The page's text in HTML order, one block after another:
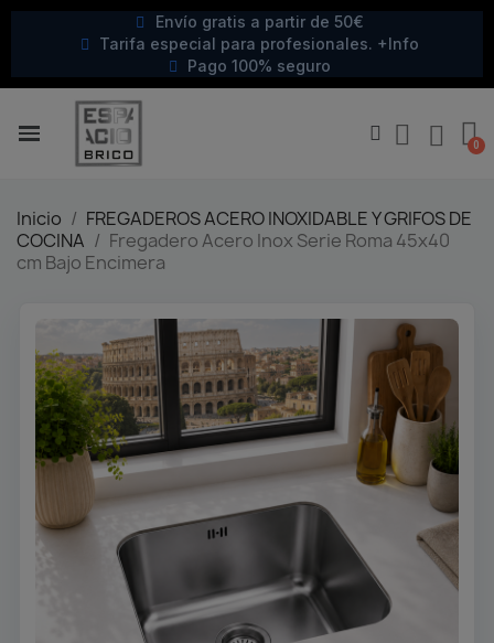
Envío gratis a partir de 50€
Tarifa especial para profesionales. +Info
Pago 100% seguro
Inicio
FREGADEROS ACERO INOXIDABLE Y GRIFOS DE
COCINA
Fregadero Acero Inox Serie Roma 45x40
cm Bajo Encimera